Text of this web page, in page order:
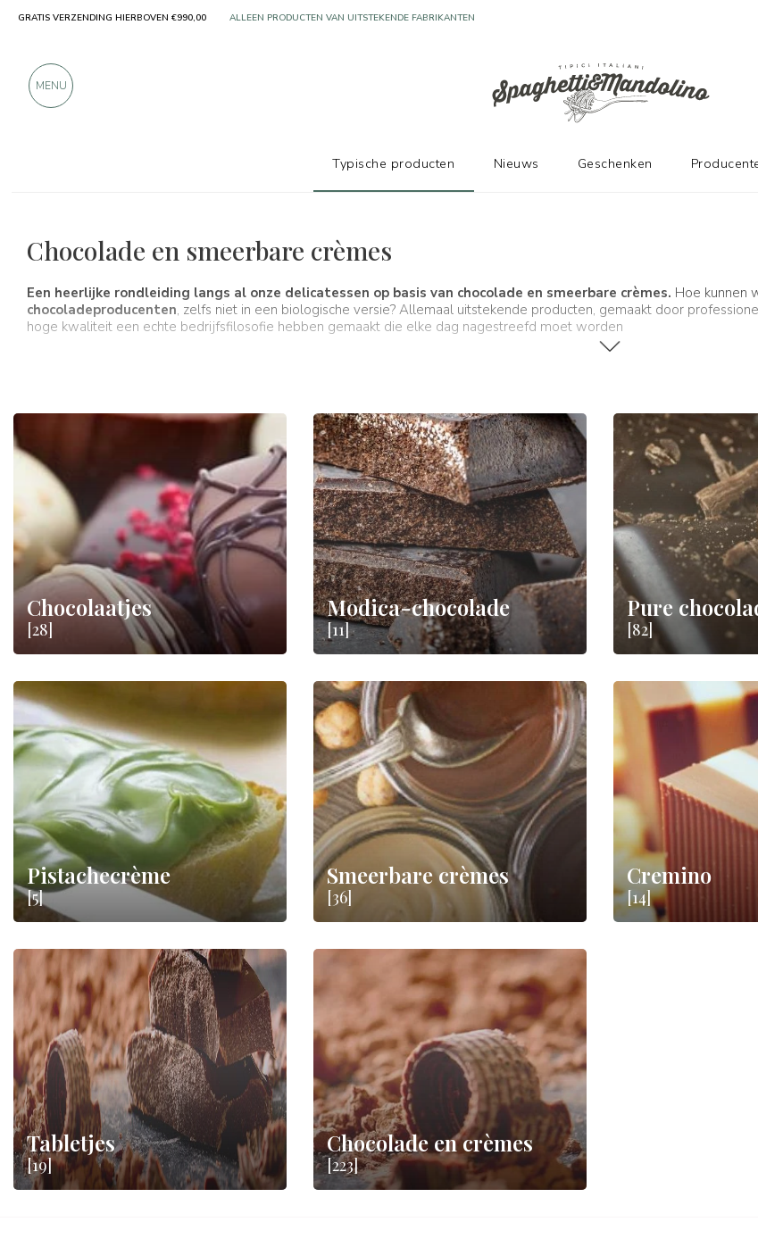
Chocolade en smeerbare crèmes
Een heerlijke rondleiding langs al onze delicatessen op basis van chocolade en smeerbare crèmes. Hoe kunnen
chocoladeproducenten, zelfs niet in een biologische versie? Allemaal uitstekende producten, gemaakt door
hoge kwaliteit een echte bedrijfsfilosofie hebben gemaakt die elke dag nagestreefd moet worden
Chocolaatjes
[28]
Modica-chocolade
[11]
Pure
[82]
Pistachecrème
[5]
Smeerbare crèmes
[36]
Cremino
[14]
Tabletjes
[19]
Chocolade en crèmes
[223]
Chocolade en crèmes
GRATIS VERZENDING HIERBOVEN €990,00 MEER DAN 900 POSITIEVE RECENSIES
MENU
Typische producten Nieuws Geschenken